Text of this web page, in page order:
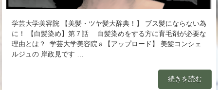
学芸大学美容院 【美髪・ツヤ髪大辞典！】 ブス髪にならない為
に！ 【白髪染め】第７話 白髪染めをする方に育毛剤が必要な
理由とは？ 学芸大学美容院ａ【アップロード】 美髪コンシェ
ルジュの 岸政見です …
続きを読む